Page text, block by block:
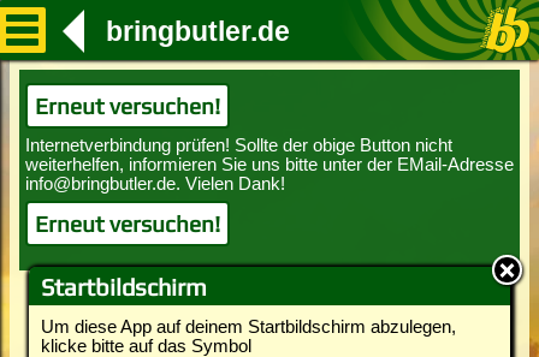
Startbildschirm
Um diese App auf deinem Startbildschirm abzulegen,
klicke bitte auf das Symbol
bringbutler.de
Erneut versuchen!
Erneut versuchen!